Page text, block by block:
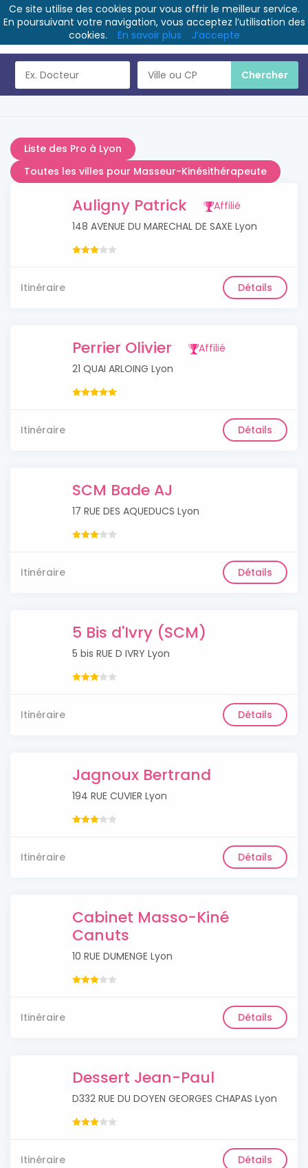
Liste des Pro à Lyon
Toutes les villes pour Masseur-Kinésithérapeute
Auligny Patrick
Affilié
148 AVENUE DU MARECHAL DE SAXE Lyon
Itinéraire Détails
Perrier Olivier
Affilié
21 QUAI ARLOING Lyon
Itinéraire Détails
SCM Bade AJ
17 RUE DES AQUEDUCS Lyon
Itinéraire Détails
5 Bis d'Ivry (SCM)
5 bis RUE D IVRY Lyon
Itinéraire Détails
Jagnoux Bertrand
194 RUE CUVIER Lyon
Itinéraire Détails
Cabinet Masso-Kiné
Canuts
10 RUE DUMENGE Lyon
Itinéraire Détails
Dessert Jean-Paul
D332 RUE DU DOYEN GEORGES CHAPAS Lyon
Itinéraire Détails
Ce site utilise des cookies pour vous offrir le meilleur service.
En poursuivant votre navigation, vous acceptez l’utilisation des
cookies.
En savoir plus J’accepte